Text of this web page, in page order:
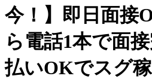
今！】即日面接
ら電話1本で面
払いOKでスグ